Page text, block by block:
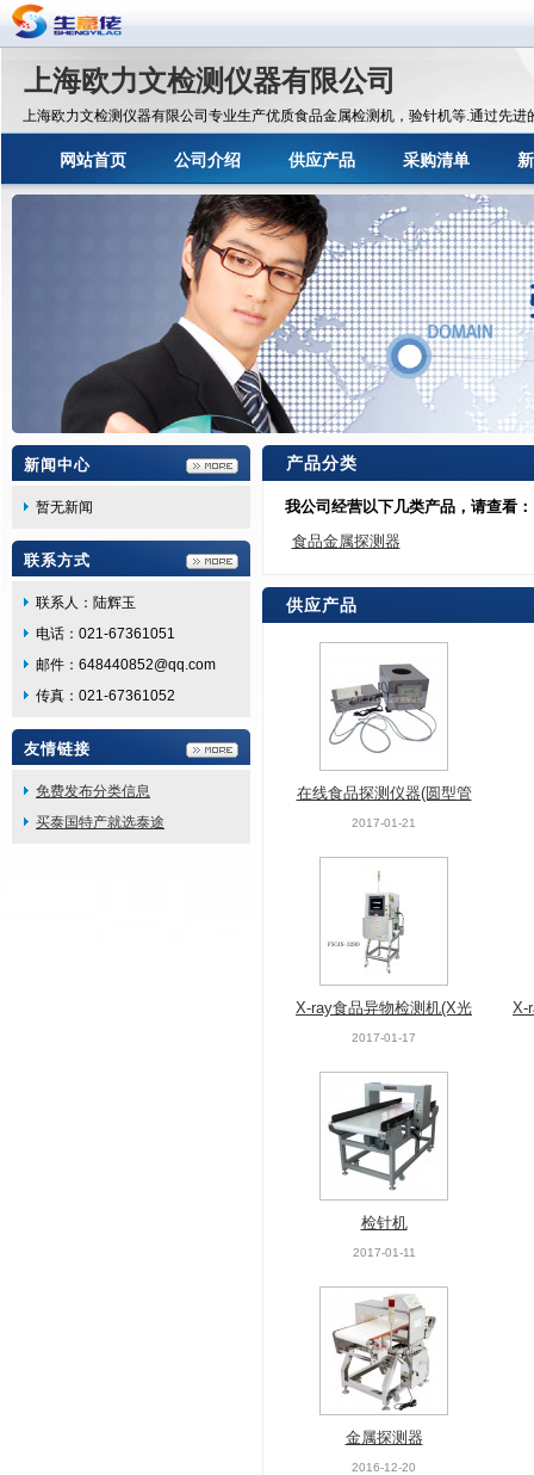
上海欧力文检测仪器有限公司
上海欧力文检测仪器有限公司专业生产优质食品金属检测机，验针机等.通过先进
术，为食品、医药、化工、塑料等各行各业提供金属安全检测。主要产品有：食品
器,食品金属探测仪,食品金属检测器,食品金属检测仪,食品金属探测机,食品检针器,
网站首页 公司介绍 供应产品 采购清单
新闻中心
暂无新闻
联系方式
联系人：陆辉玉
电话：021-67361051
邮件：648440852@qq.com
传真：021-67361052
友情链接
免费发布分类信息
买泰国特产就选泰途
产品分类
我公司经营以下几类产品，请查看：
食品金属探测器
供应产品
在线食品探测仪器(圆型管
道式)
2017-01-21
X-ray食品异物检测机(X光
机)
2017-01-17
X-
检针机
2017-01-11
金属探测器
2016-12-20